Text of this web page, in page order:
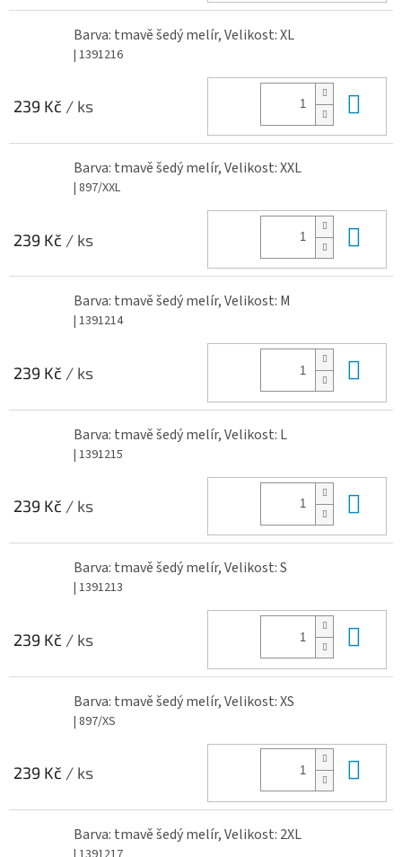
Barva: tmavě šedý melír, Velikost: XL
| 1391216
239 Kč / ks
Barva: tmavě šedý melír, Velikost: XXL
| 897/XXL
239 Kč / ks
Barva: tmavě šedý melír, Velikost: M
| 1391214
239 Kč / ks
Barva: tmavě šedý melír, Velikost: L
| 1391215
239 Kč / ks
Barva: tmavě šedý melír, Velikost: S
| 1391213
239 Kč / ks
Barva: tmavě šedý melír, Velikost: XS
| 897/XS
239 Kč / ks
Barva: tmavě šedý melír, Velikost: 2XL